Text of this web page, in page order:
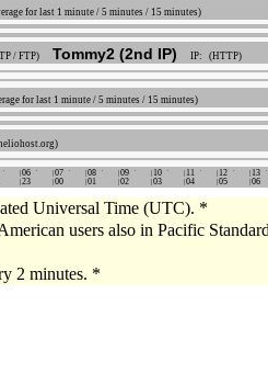
for last 1 minute / 5 minutes / 15 minutes)
/ FTP) Tommy2 (2nd IP) IP: (HTTP)
for last 1 minute / 5 minutes / 15 minutes)
06 07 08 09 10 11 12
13
23 00 01 02 03 04 05 06
Universal Time (UTC). *
users also in Pacific
2 minutes. *